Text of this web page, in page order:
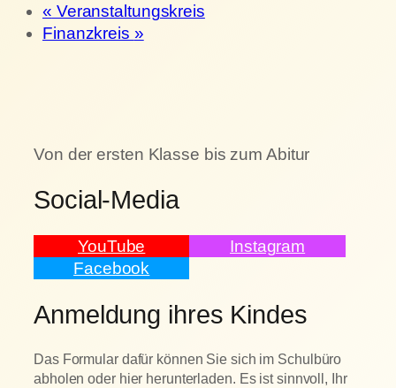
« Veranstaltungskreis
Finanzkreis »
Von der ersten Klasse bis zum Abitur
Social-Media
YouTube
Instagram
Facebook
Anmeldung ihres Kindes
Das Formular dafür können Sie sich im Schulbüro
abholen oder hier herunterladen. Es ist sinnvoll, Ihr